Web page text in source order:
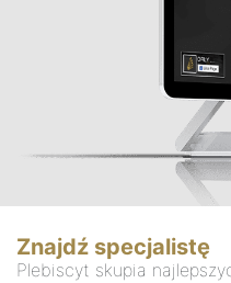
Znajdź specjalistę
Plebiscyt skupia